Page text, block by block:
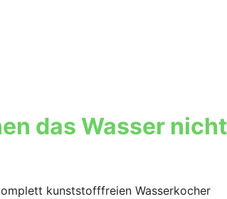
das Wasser nicht
kunststofffreien Wasserkocher